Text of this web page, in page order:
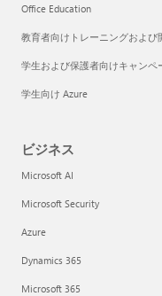
Office Education
教育者向けトレーニングおよび
学生および保護者向けキャンペ
学生向け Azure
ビジネス
Microsoft AI
Microsoft Security
Azure
Dynamics 365
Microsoft 365